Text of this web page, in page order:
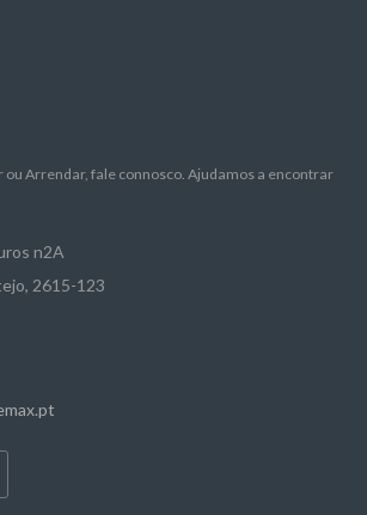
ou Arrendar, fale connosco. Ajudamos a encontrar
n2A
2615-123